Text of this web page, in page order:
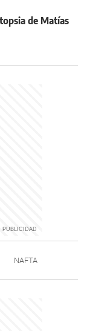
de Matías
NAFTA